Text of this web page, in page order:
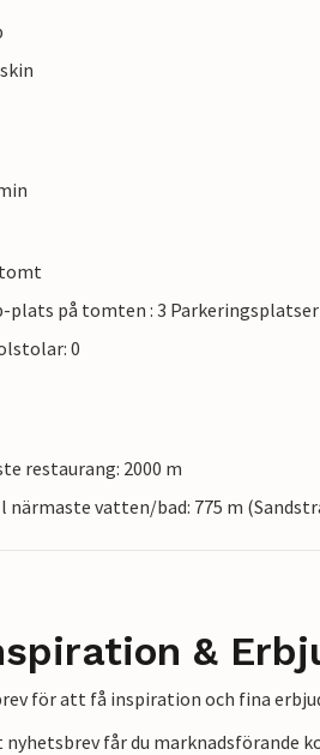
plats på tomten : 3 Parkeringsplatser
0
restaurang: 2000 m
närmaste vatten/bad: 775 m
&
för att få inspiration och fina
får du marknadsförande